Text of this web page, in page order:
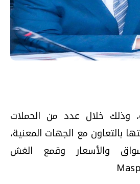
وذلك خلال عدد من الحملات
بالتعاون مع الجهات المعنية،
والأسعار وقمع الغش